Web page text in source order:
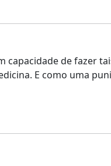
capacidade de fazer
E como uma